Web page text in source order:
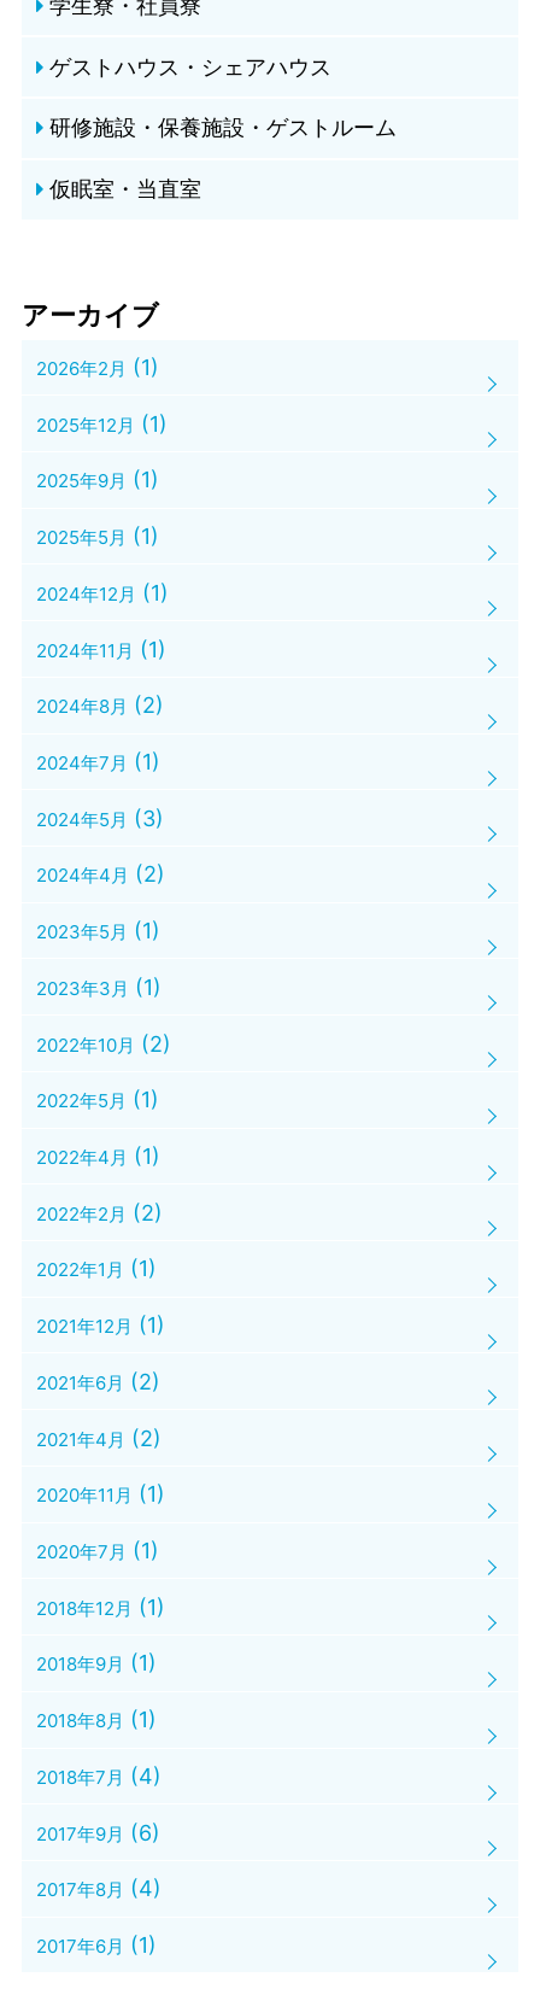
学生寮・社員寮
ゲストハウス・シェアハウス
研修施設・保養施設・ゲストルーム
仮眠室・当直室
アーカイブ
2026年2月 (1)
2025年12月 (1)
2025年9月 (1)
2025年5月 (1)
2024年12月 (1)
2024年11月 (1)
2024年8月 (2)
2024年7月 (1)
2024年5月 (3)
2024年4月 (2)
2023年5月 (1)
2023年3月 (1)
2022年10月 (2)
2022年5月 (1)
2022年4月 (1)
2022年2月 (2)
2022年1月 (1)
2021年12月 (1)
2021年6月 (2)
2021年4月 (2)
2020年11月 (1)
2020年7月 (1)
2018年12月 (1)
2018年9月 (1)
2018年8月 (1)
2018年7月 (4)
2017年9月 (6)
2017年8月 (4)
2017年6月 (1)